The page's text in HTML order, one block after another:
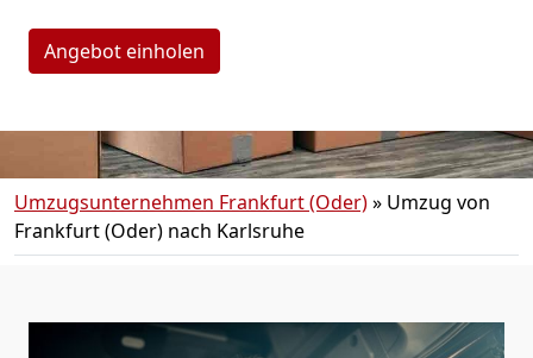
Angebot einholen
Umzugsunternehmen Frankfurt (Oder)» Umzug von
Frankfurt (Oder) nach Karlsruhe